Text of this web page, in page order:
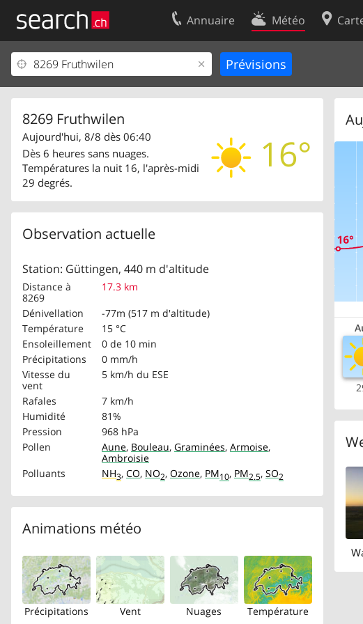
Annuaire Météo
8269 Fruthwilen
16°
Aujourd'hui, 8/8 dès 06:40
Dès 6 heures sans nuages.
Températures la nuit 16, l'après-midi
29 degrés.
Observation actuelle
Station: Güttingen, 440 m d'altitude
Distance à
8269
17.3 km
Dénivellation
-77m (517 m d'altitude)
Température
15 °C
Ensoleillement
0 de 10 min
Précipitations
0 mm/h
Vitesse du
vent
5 km/h du ESE
Rafales
7 km/h
Humidité
81%
Pression
968 hPa
Pollen
Aune, Bouleau, Graminées, Armoise,
Ambroisie
Polluants
NH3, CO, NO2, Ozone, PM10, PM2.5, SO2
Animations météo
Précipitations Vent Nuages Température
Votre inscription
Centre clients
Mentions Légales
Contact
Conditions d’utilisation